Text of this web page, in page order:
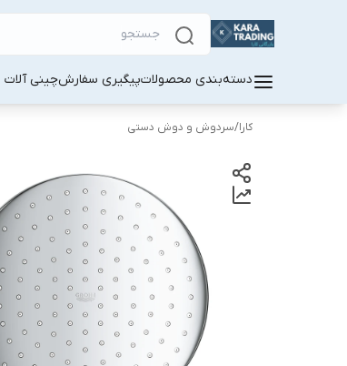
دسته‌بندی محصولاتپیگیری سفارشچینی
کارا/سردوش و دوش دستی